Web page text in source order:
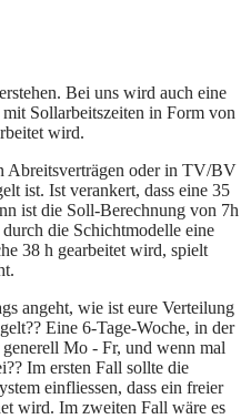
Bei uns wird auch eine
Sollarbeitszeiten in Form von
wird.
Abreitsverträgen oder in TV/BV
ist. Ist verankert, dass eine 35
ist die Soll-Berechnung von 7h
die Schichtmodelle eine
38 h gearbeitet wird, spielt
angeht, wie ist eure Verteilung
Eine 6-Tage-Woche, in der
Mo - Fr, und wenn mal
Im ersten Fall sollte die
einfliessen, dass ein freier
wird. Im zweiten Fall wäre es